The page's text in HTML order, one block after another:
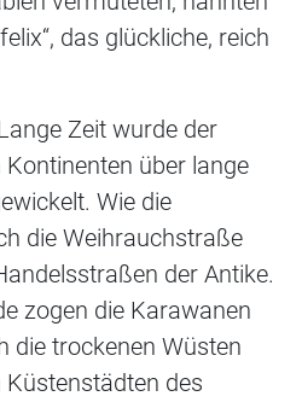
das glückliche, reich
Zeit wurde der
über lange
Wie die
die Weihrauchstraße
der Antike.
zogen die Karawanen
die trockenen Wüsten
des